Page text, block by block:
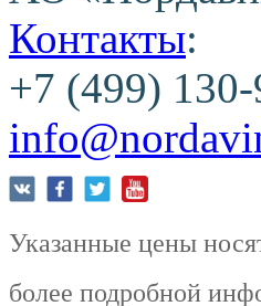
Контакты:
+7 (499)
Указанные цены
более подробной